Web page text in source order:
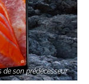
de son prédécesseur